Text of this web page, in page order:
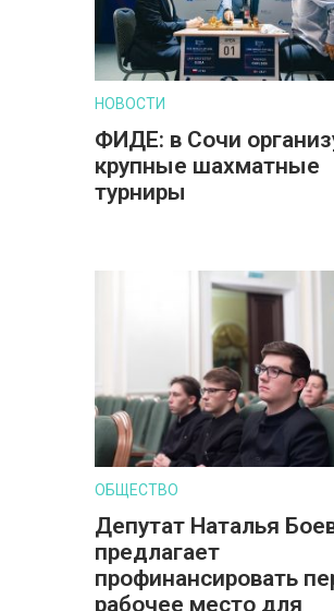
НОВОСТИ
ФИДЕ: в Сочи
крупные шахматные
турниры
ОБЩЕСТВО
Депутат Наталья
предлагает
профинансировать
рабочее место для